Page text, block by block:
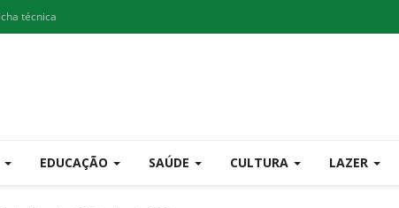
técnica
EDUCAÇÃO SAÚDE CULTURA LAZER